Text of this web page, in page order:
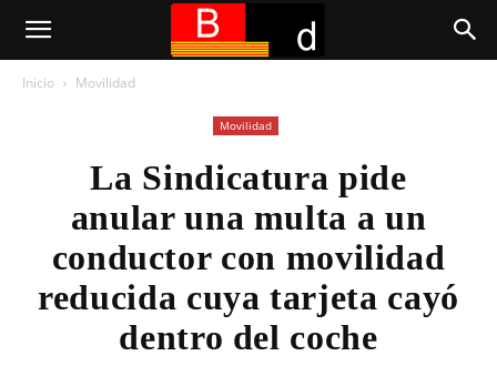
Inicio Movilidad
Movilidad
La Sindicatura pide
anular una multa a un
conductor con movilidad
reducida cuya tarjeta cayó
dentro del coche